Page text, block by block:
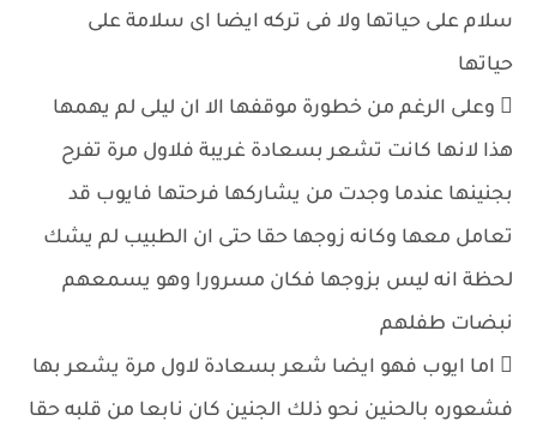
سلام على حياتها ولا فى تركه ايضا اى سلامة على
حياتها
 وعلى الرغم من خطورة موقفها الا ان ليلى لم يهمها
هذا لانها كانت تشعر بسعادة غريبة فلاول مرة تفرح
بجنينها عندما وجدت من يشاركها فرحتها فايوب قد
تعامل معها وكانه زوجها حقا حتى ان الطبيب لم يشك
لحظة انه ليس بزوجها فكان مسرورا وهو يسمعهم
نبضات طفلهم
 اما ايوب فهو ايضا شعر بسعادة لاول مرة يشعر بها
فشعوره بالحنين نحو ذلك الجنين كان نابعا من قلبه حقا